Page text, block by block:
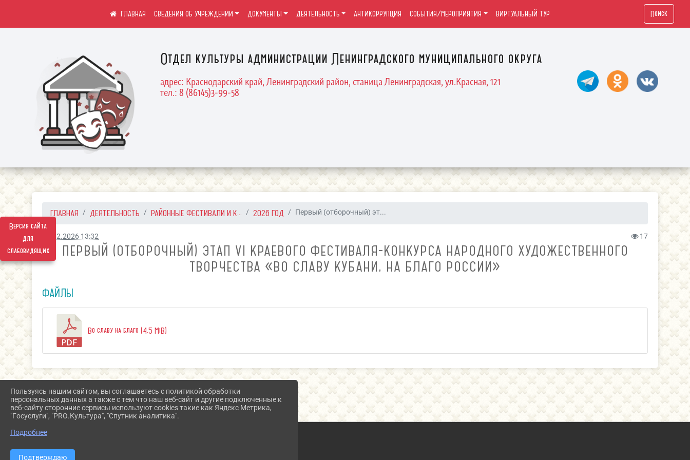
Версия сайта
для
слабовидящих
Отдел культуры администрации Ленинградского муниципального округа
адрес: Краснодарский край, Ленинградский район, станица Ленинградская, ул.Красная, 121
тел.: 8 (86145)3-99-58
СВЕДЕНИЯ ОБ УЧРЕЖДЕНИИ ДОКУМЕНТЫ ДЕЯТЕЛЬНОСТЬ АНТИКОРРУПЦИЯ СОБЫТИЯ/МЕРОПРИЯТИЯ ВИРТУАЛЬНЫЙ ТУР Поиск
ГЛАВНАЯ ДЕЯТЕЛЬНОСТЬ РАЙОННЫЕ ФЕСТИВАЛИ И К... 2026 ГОД Первый (отборочный) эт...
04.02.2026 13:32 17
ПЕРВЫЙ (ОТБОРОЧНЫЙ) ЭТАП VI КРАЕВОГО ФЕСТИВАЛЯ-КОНКУРСА НАРОДНОГО ХУДОЖЕСТВЕННОГО
ТВОРЧЕСТВА «ВО СЛАВУ КУБАНИ, НА БЛАГО РОССИИ»
ФАЙЛЫ
Во славу на благо (4.5 MiB)
Пользуясь нашим сайтом, вы соглашаетесь с политикой обработки
персональных данных а также с тем что наш веб-сайт и другие подключенные к
веб-сайту сторонние сервисы используют cookies такие как Яндекс Метрика,
"Госуслуги", "PRO.Культура", "Спутник аналитика".
Подробнее
Подтверждаю